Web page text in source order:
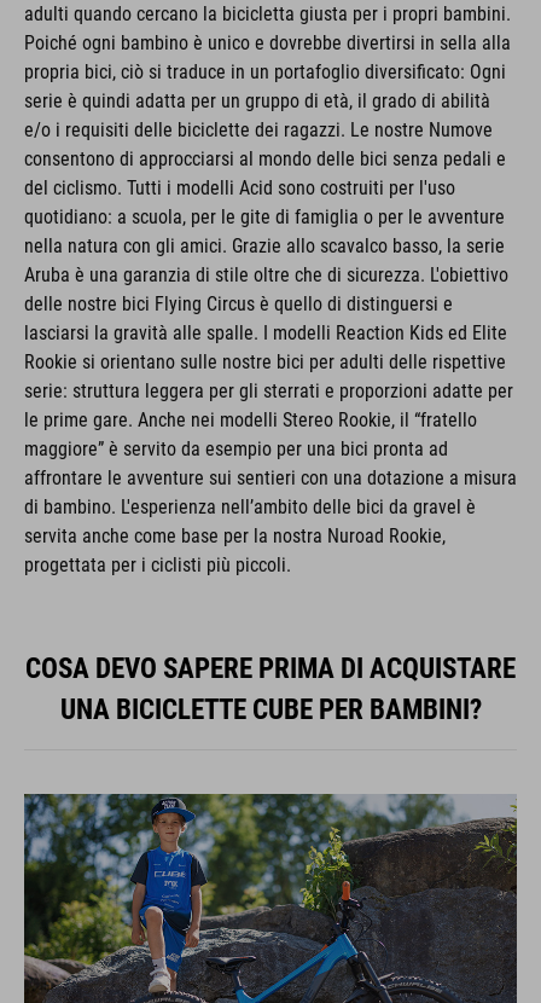
adulti quando cercano la bicicletta giusta per i propri bambini.
Poiché ogni bambino è unico e dovrebbe divertirsi in sella alla
propria bici, ciò si traduce in un portafoglio diversificato: Ogni
serie è quindi adatta per un gruppo di età, il grado di abilità
e/o i requisiti delle biciclette dei ragazzi. Le nostre Numove
consentono di approcciarsi al mondo delle bici senza pedali e
del ciclismo. Tutti i modelli Acid sono costruiti per l'uso
quotidiano: a scuola, per le gite di famiglia o per le avventure
nella natura con gli amici. Grazie allo scavalco basso, la serie
Aruba è una garanzia di stile oltre che di sicurezza. L'obiettivo
delle nostre bici Flying Circus è quello di distinguersi e
lasciarsi la gravità alle spalle. I modelli Reaction Kids ed Elite
Rookie si orientano sulle nostre bici per adulti delle rispettive
serie: struttura leggera per gli sterrati e proporzioni adatte per
le prime gare. Anche nei modelli Stereo Rookie, il “fratello
maggiore” è servito da esempio per una bici pronta ad
affrontare le avventure sui sentieri con una dotazione a misura
di bambino. L'esperienza nell’ambito delle bici da gravel è
servita anche come base per la nostra Nuroad Rookie,
progettata per i ciclisti più piccoli.
COSA DEVO SAPERE PRIMA DI ACQUISTARE
UNA BICICLETTE CUBE PER BAMBINI?